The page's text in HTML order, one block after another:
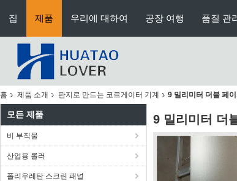
집 제품 우리에 대하여 공장 여행 품질 관
홈 제품 소개 판지로 만드는 코르게이터 기계 9 밀리미터 더블 페
모든 제품
비 부직물
산업용 롤러
폴리우레탄 스크린 패널
9 밀리미터 더